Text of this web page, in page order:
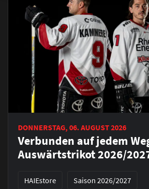
DONNERSTAG, 06. AUGUST 2026
Verbunden auf jedem
Auswärtstrikot 2026/
HAIEstore Saison 2026/2027